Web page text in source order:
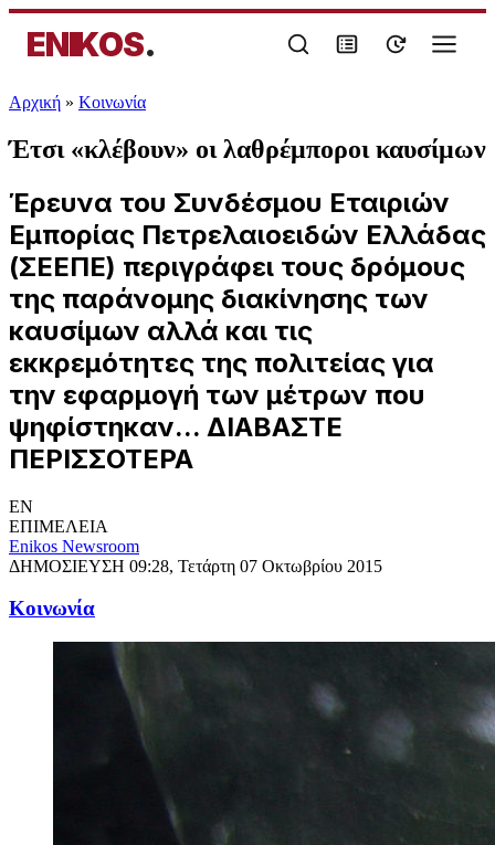
ENIKOS.
Αρχική » Κοινωνία
Έτσι «κλέβουν» οι λαθρέμποροι καυσίμων
Έρευνα του Συνδέσμου Εταιριών
Εμπορίας Πετρελαιοειδών Ελλάδας
(ΣΕΕΠΕ) περιγράφει τους δρόμους
της παράνομης διακίνησης των
καυσίμων αλλά και τις
εκκρεμότητες της πολιτείας για
την εφαρμογή των μέτρων που
ψηφίστηκαν... ΔΙΑΒΑΣΤΕ
ΠΕΡΙΣΣΟΤΕΡΑ
EN
ΕΠΙΜΕΛΕΙΑ
Enikos Newsroom
ΔΗΜΟΣΙΕΥΣΗ 09:28, Τετάρτη 07 Οκτωβρίου 2015
Κοινωνία